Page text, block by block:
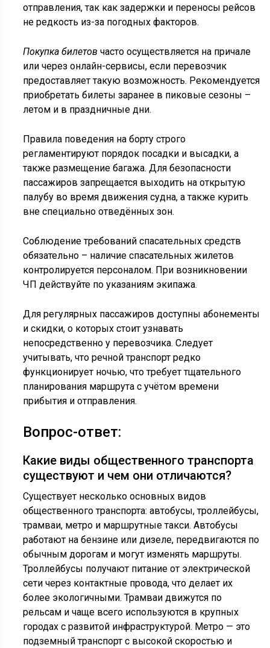
отправления, так как задержки и переносы рейсов
не редкость из-за погодных факторов.
Покупка билетов часто осуществляется на причале
или через онлайн-сервисы, если перевозчик
предоставляет такую возможность. Рекомендуется
приобретать билеты заранее в пиковые сезоны –
летом и в праздничные дни.
Правила поведения на борту строго
регламентируют порядок посадки и высадки, а
также размещение багажа. Для безопасности
пассажиров запрещается выходить на открытую
палубу во время движения судна, а также курить
вне специально отведённых зон.
Соблюдение требований спасательных средств
обязательно – наличие спасательных жилетов
контролируется персоналом. При возникновении
ЧП действуйте по указаниям экипажа.
Для регулярных пассажиров доступны абонементы
и скидки, о которых стоит узнавать
непосредственно у перевозчика. Следует
учитывать, что речной транспорт редко
функционирует ночью, что требует тщательного
планирования маршрута с учётом времени
прибытия и отправления.
Вопрос-ответ:
Какие виды общественного транспорта
существуют и чем они отличаются?
Существует несколько основных видов
общественного транспорта: автобусы, троллейбусы,
трамваи, метро и маршрутные такси. Автобусы
работают на бензине или дизеле, передвигаются по
обычным дорогам и могут изменять маршруты.
Троллейбусы получают питание от электрической
сети через контактные провода, что делает их
более экологичными. Трамваи движутся по
рельсам и чаще всего используются в крупных
городах с развитой инфраструктурой. Метро — это
подземный транспорт с высокой скоростью и